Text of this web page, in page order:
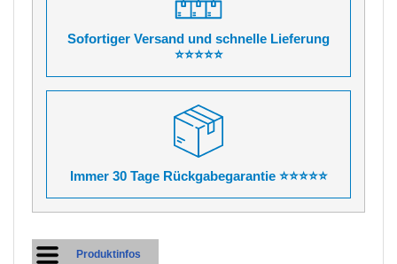
Sofortiger Versand und schnelle Lieferung
⭐⭐⭐⭐⭐
Immer 30 Tage Rückgabegarantie ⭐⭐⭐⭐⭐
Produktinfos